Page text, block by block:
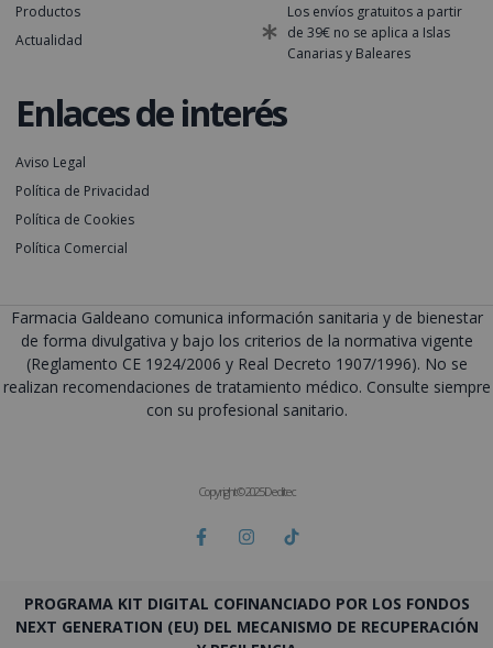
Productos
Actualidad
Los envíos gratuitos a partir
de 39€ no se aplica a Islas
Canarias y Baleares
Enlaces de interés
Aviso Legal
Política de Privacidad
Política de Cookies
Política Comercial
Farmacia Galdeano comunica información sanitaria y de bienestar
de forma divulgativa y bajo los criterios de la normativa vigente
(Reglamento CE 1924/2006 y Real Decreto 1907/1996). No se
realizan recomendaciones de tratamiento médico. Consulte siempre
con su profesional sanitario.
Copyright © 2025 Deditec
PROGRAMA KIT DIGITAL COFINANCIADO POR LOS FONDOS
NEXT GENERATION (EU) DEL MECANISMO DE RECUPERACIÓN